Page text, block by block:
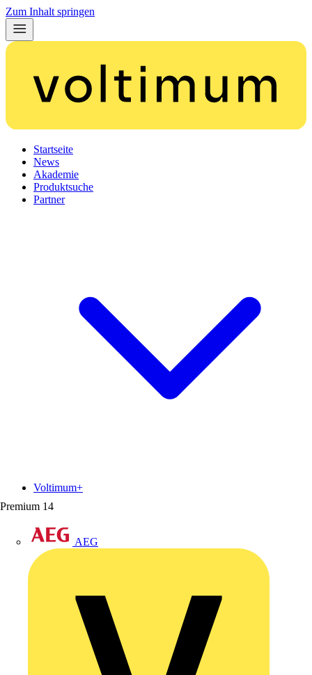
Zum Inhalt springen
Startseite
News
Akademie
Produktsuche
Partner
Premium 14
AEG
Voltimum+